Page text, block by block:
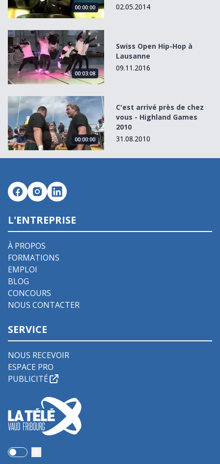
00:00:00
02.05.2014
Swiss Open Hip-Hop à Lausanne
00:03:08
Swiss Open Hip-Hop à
Lausanne
09.11.2016
C&#039;est arrivé près de chez vous - Highland Games
00:00:00
C'est arrivé près de chez
vous - Highland Games
2010
31.08.2010
L'ENTREPRISE
À PROPOS
FORMATIONS
EMPLOI
BLOG
CONCOURS
NOUS CONTACTER
SERVICE
NOUS RECEVOIR
ESPACE PRO
PUBLICITÉ
Use setting